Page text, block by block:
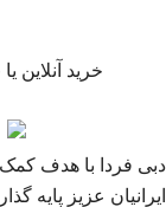
خرید آنلاین
دبی فردا با هدف کمک
ایرانیان عزیز پایه